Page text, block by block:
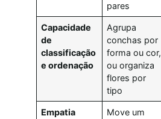
pares
Capacidade
de
classificação
e ordenação
Agrupa
conchas por
forma ou cor,
ou organiza
flores por
tipo
Empatia
Move um